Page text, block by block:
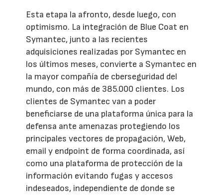
Esta etapa la afronto, desde luego, con
optimismo. La integración de Blue Coat en
Symantec, junto a las recientes
adquisiciones realizadas por Symantec en
los últimos meses, convierte a Symantec en
la mayor compañía de cberseguridad del
mundo, con más de 385.000 clientes. Los
clientes de Symantec van a poder
beneficiarse de una plataforma única para la
defensa ante amenazas protegiendo los
principales vectores de propagación, Web,
email y endpoint de forma coordinada, así
como una plataforma de protección de la
información evitando fugas y accesos
indeseados, independiente de donde se